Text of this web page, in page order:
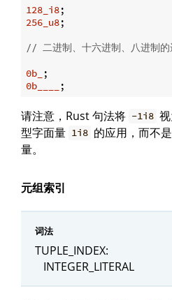
128_i8
256_u8;
// 二进制、十六进制、八进制的
0b_
0b____
请注意，Rust 句法将 -1i8
型字面量 1i8 的应用，而不
量。
元组索引
词法
TUPLE_INDEX:
INTEGER_LITERAL